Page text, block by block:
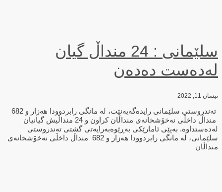
سلێمانی : 24 منداڵ گیان
لەدەست دەدەن
نیسان 11, 2022
تەندروستی سلێمانی رایدەگەیەنێت، لە مانگی رابردوودا هەزار و 682
منداڵ داخڵی نەخۆشخانەی منداڵان كراون و 24 منداڵیش گیانیان
لەدەستداوە. بەپێی ئامارێكی بەڕێوەبەرایەتی گشتی تەندروستی
سلێمانی، لە مانگی رابردوودا هەزار و 682 منداڵ داخڵی نەخۆشخانەی
منداڵان